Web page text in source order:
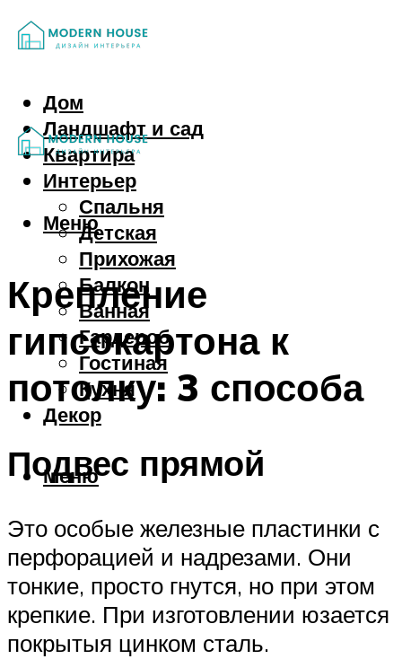
Дом
Ландшафт и сад
Квартира
Интерьер
Спальня
Детская
Прихожая
Балкон
Ванная
Гардероб
Гостиная
Кухня
Декор
Меню
Меню
Крепление
гипсокартона к
потолку: 3 способа
Подвес прямой
Это особые железные пластинки с
перфорацией и надрезами. Они
тонкие, просто гнутся, но при этом
крепкие. При изготовлении юзается
покрытыя цинком сталь.